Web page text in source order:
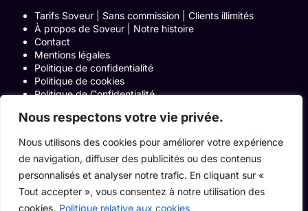
Nous respectons votre vie privée.
Nous utilisons des cookies pour améliorer votre expérience
de navigation, diffuser des publicités ou des contenus
personnalisés et analyser notre trafic. En cliquant sur «
Tout accepter », vous consentez à notre utilisation des
cookies. Politique relative aux cookies
Tarifs Soveur | Sans commission | Clients illimités
À propos de Soveur | Notre histoire
Contact
Mentions légales
Politique de confidentialité
Politique de cookies
Politique de Confidentialité
Blog
Programme Affiliation
Conditions générales d’utilisation
ACCUEIL
Le Blog